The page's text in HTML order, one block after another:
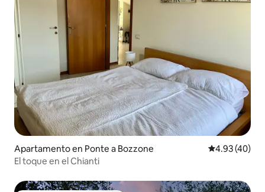
Apartamento en Ponte a Bozzone Calificación
4.93 (40)
El toque en el Chianti